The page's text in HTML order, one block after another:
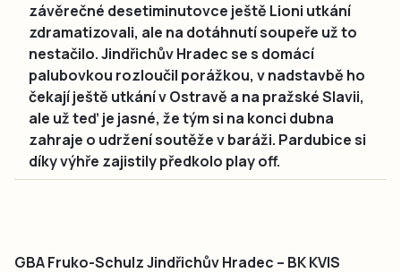
závěrečné desetiminutovce ještě Lioni utkání
zdramatizovali, ale na dotáhnutí soupeře už to
nestačilo. Jindřichův Hradec se s domácí
palubovkou rozloučil porážkou, v nadstavbě ho
čekají ještě utkání v Ostravě a na pražské Slavii,
ale už teď je jasné, že tým si na konci dubna
zahraje o udržení soutěže v baráži. Pardubice si
díky výhře zajistily předkolo play off.
GBA Fruko-Schulz Jindřichův Hradec – BK KVIS